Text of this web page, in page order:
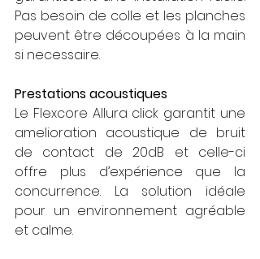
Pas besoin de colle et les planches
peuvent être découpées à la main
si necessaire.
Prestations acoustiques
Le Flexcore Allura click garantit une
amelioration acoustique de bruit
de contact de 20dB et celle-ci
offre plus d’expérience que la
concurrence. La solution idéale
pour un environnement agréable
et calme.